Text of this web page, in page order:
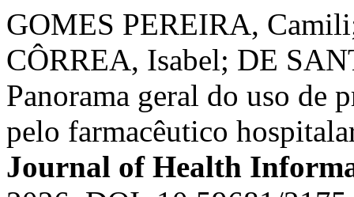
GOMES PEREIRA,
CÔRREA, Isabel; DE
Panorama geral do uso de
pelo farmacêutico
Journal of Health